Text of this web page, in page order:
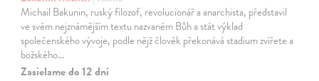
Michail Bakunin, ruský filozof, revolucionář a anarchista, představil
ve svém nejznámějším textu nazvaném Bůh a stát výklad
společenského vývoje, podle nějž člověk překonává stadium zvířete a
božského…
Zasielame do 12 dní